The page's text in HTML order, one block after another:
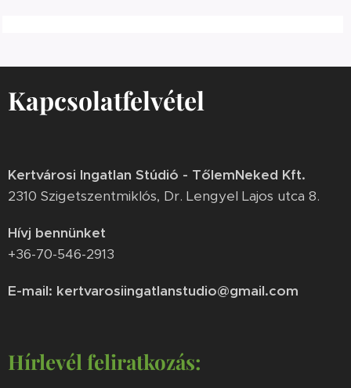
Kapcsolatfelvétel
Kertvárosi Ingatlan Stúdió - TőlemNeked Kft.
2310 Szigetszentmiklós, Dr. Lengyel Lajos utca 8.
Hívj bennünket
+36-70-546-2913
E-mail: kertvarosiingatlanstudio@gmail.com
Hírlevél feliratkozás: